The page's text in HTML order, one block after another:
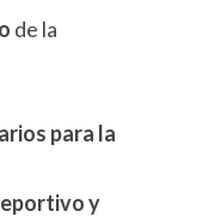
de la
para la
y